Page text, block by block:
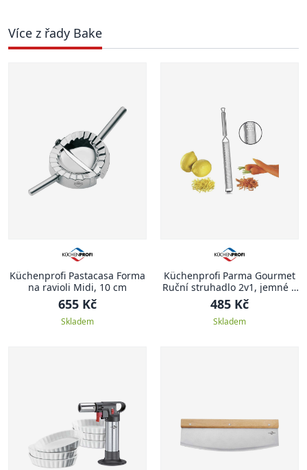
Více z řady Bake
Küchenprofi Pastacasa Forma
na ravioli Midi, 10 cm
655 Kč
Skladem
Küchenprofi Parma Gourmet
Ruční struhadlo 2v1, jemné a
hrubé
485 Kč
Skladem